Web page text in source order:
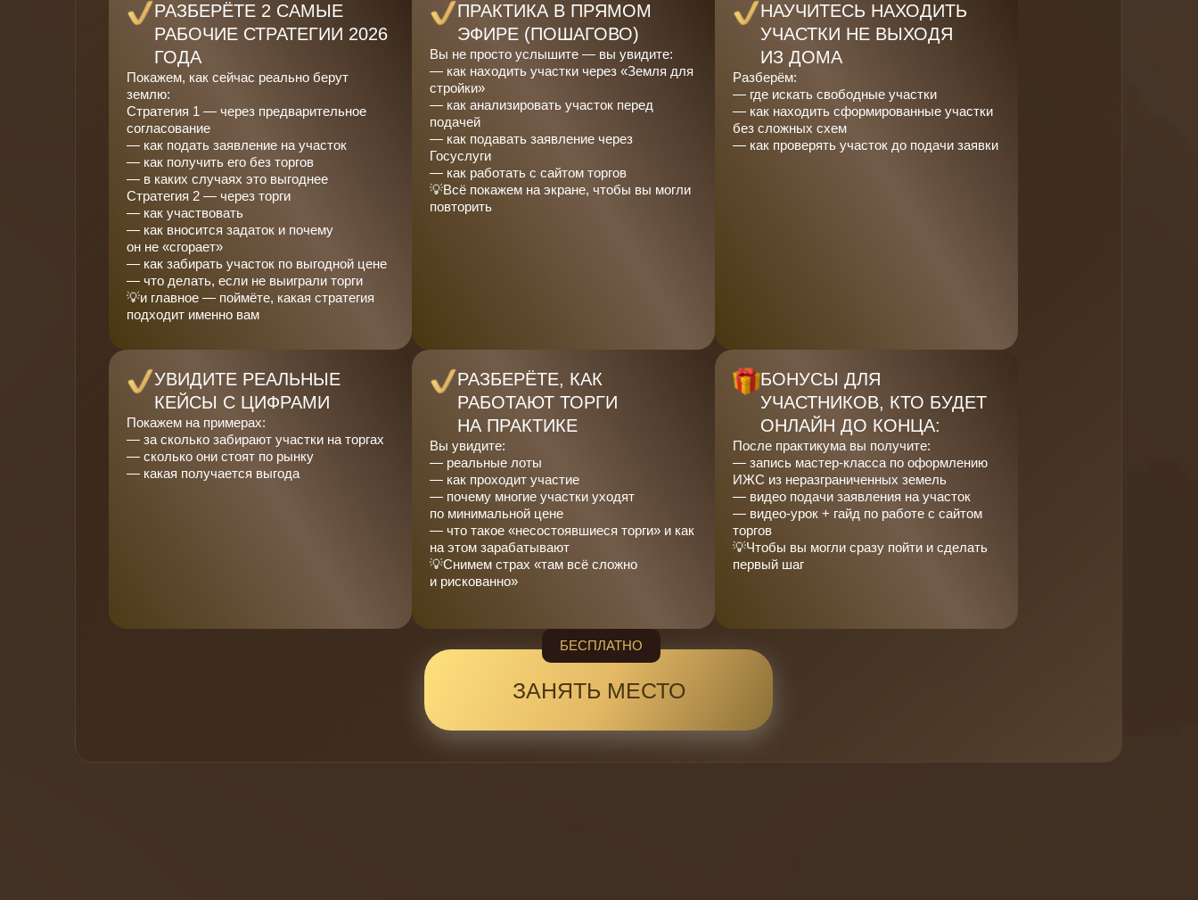
РАЗБЕРЁТЕ 2 САМЫЕ
РАБОЧИЕ СТРАТЕГИИ 2026
ГОДА
Покажем, как сейчас реально берут
землю:
Стратегия 1 — через предварительное
согласование
— как подать заявление на участок
— как получить его без торгов
— в каких случаях это выгоднее
Стратегия 2 — через торги
— как участвовать
— как вносится задаток и почему
он не «сгорает»
— как забирать участок по выгодной цене
— что делать, если не выиграли торги
💡и главное — поймёте, какая стратегия
подходит именно вам
ПРАКТИКА В ПРЯМОМ
ЭФИРЕ (ПОШАГОВО)
Вы не просто услышите — вы увидите:
— как находить участки через «Земля для
стройки»
— как анализировать участок перед
подачей
— как подавать заявление через
Госуслуги
— как работать с сайтом торгов
💡Всё покажем на экране, чтобы вы могли
повторить
НАУЧИТЕСЬ НАХОДИТЬ
УЧАСТКИ НЕ ВЫХОДЯ
ИЗ ДОМА
Разберём:
— где искать свободные участки
— как находить сформированные участки
без сложных схем
— как проверять участок до подачи заявки
УВИДИТЕ РЕАЛЬНЫЕ
КЕЙСЫ С ЦИФРАМИ
Покажем на примерах:
— за сколько забирают участки на торгах
— сколько они стоят по рынку
— какая получается выгода
РАЗБЕРЁТЕ, КАК
РАБОТАЮТ ТОРГИ
НА ПРАКТИКЕ
Вы увидите:
— реальные лоты
— как проходит участие
— почему многие участки уходят
по минимальной цене
— что такое «несостоявшиеся торги» и как
на этом зарабатывают
💡Снимем страх «там всё сложно
и рискованно»
БОНУСЫ ДЛЯ
УЧАСТНИКОВ, КТО БУДЕТ
ОНЛАЙН ДО КОНЦА:
После практикума вы получите:
— запись мастер-класса по оформлению
ИЖС из неразграниченных земель
— видео подачи заявления на участок
— видео-урок + гайд по работе с сайтом
торгов
💡Чтобы вы могли сразу пойти и сделать
первый шаг
ЗАНЯТЬ МЕСТО
БЕСПЛАТНО